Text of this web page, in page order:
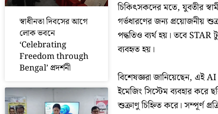
স্বাধীনতা দিবসের আগে
লোক ভবনে
‘Celebrating
Freedom through
Bengal’ প্রদর্শনী
চিকিৎসকদের মতে, যুবতীর
গর্ভধারণের জন্য প্রয়োজনীয়
পদ্ধতিও ব্যর্থ হয়। তবে
ব্যবহৃত হয়।
বিশেষজ্ঞরা জানিয়েছেন, এই AI
ইমেজিং সিস্টেম ব্যবহার করে
শুক্রাণু চিহ্নিত করে। সম্পূর্ণ